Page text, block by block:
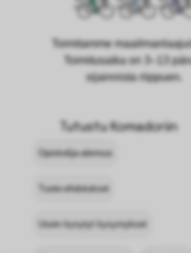
Toimitamme
Toimitusaika on 3–13
sijainnista riippuen.
Tutustu Komadoriin
Opiskelija-alennus
Tuote-ehdotukset
Usein kysytyt kysymykset